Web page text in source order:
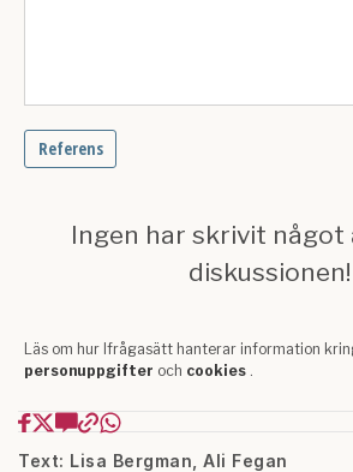
Text: Lisa Bergman, Ali Fegan